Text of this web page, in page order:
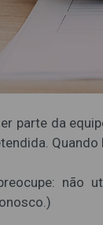
parte da
não